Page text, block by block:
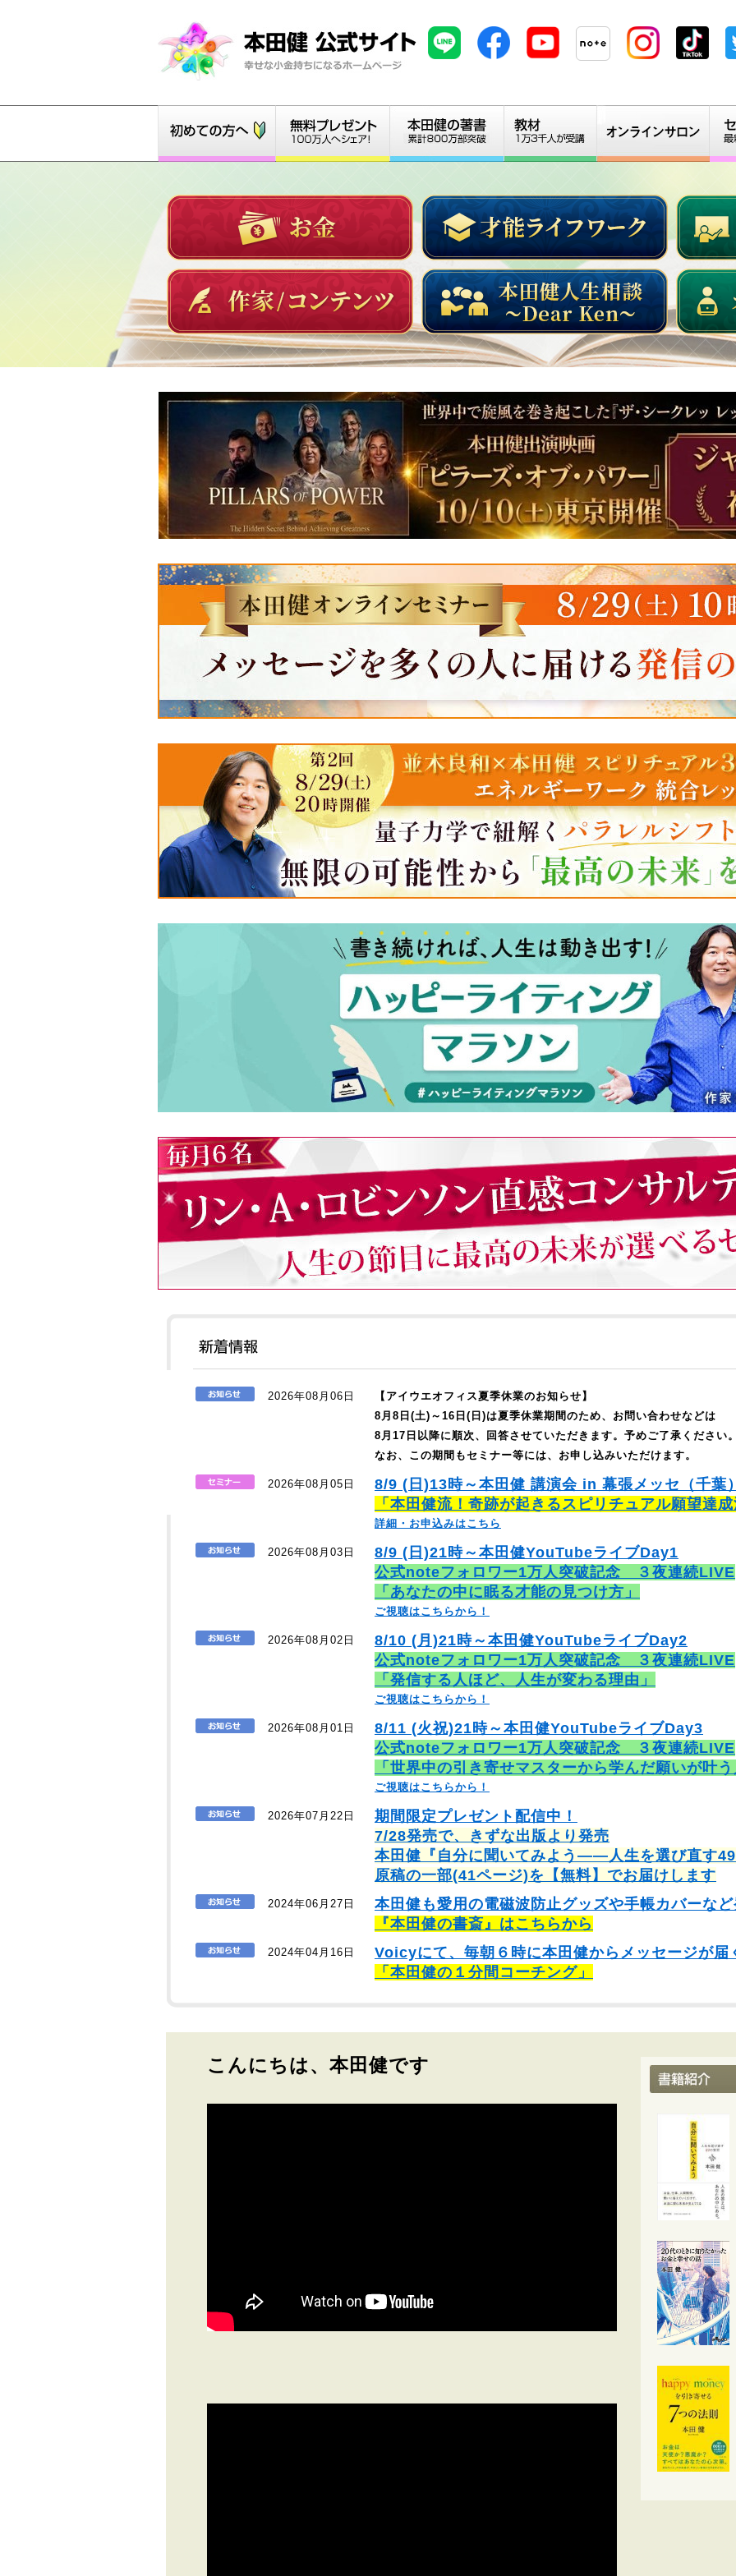
2026年08月06日
【アイウエオフィス夏季休業のお知らせ】
8月8日(土)～16日(日)は夏季休業期間のため、お問い合わせなどは
8月17日以降に順次、回答させていただきます。予めご了承ください
なお、この期間もセミナー等には、お申し込みいただけます。
2026年08月05日
8/9 (日)13時～本田健 講演会 in 幕張メッセ（千葉
「本田健流！奇跡が起きるスピリチュアル願望達
詳細・お申込みはこちら
2026年08月03日
8/9 (日)21時～本田健YouTubeライブDay1
公式noteフォロワー1万人突破記念 ３夜連続LIVE
「あなたの中に眠る才能の見つけ方」
ご視聴はこちらから！
2026年08月02日
8/10 (月)21時～本田健YouTubeライブDay2
公式noteフォロワー1万人突破記念 ３夜連続LIVE
「発信する人ほど、人生が変わる理由」
ご視聴はこちらから！
2026年08月01日
8/11 (火祝)21時～本田健YouTubeライブDay3
公式noteフォロワー1万人突破記念 ３夜連続LIVE
「世界中の引き寄せマスターから学んだ願いが叶
ご視聴はこちらから！
2026年07月22日
期間限定プレゼント配信中！
7/28発売で、きずな出版より発売
本田健『自分に聞いてみよう――人生を選び直す
原稿の一部(41ページ)を【無料】でお届けします
2024年06月27日
本田健も愛用の電磁波防止グッズや手帳カバーな
『本田健の書斎』はこちらから
2024年04月16日
Voicyにて、毎朝６時に本田健からメッセージが届
「本田健の１分間コーチング」
こんにちは、本田健です